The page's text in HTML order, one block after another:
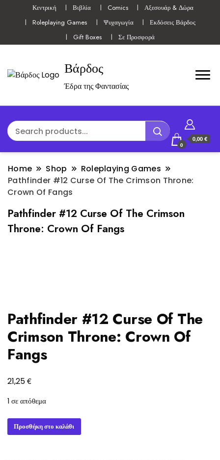
Κεντρική Βιβλία Comics
Αξεσουάρ & Δώρα
Roleplaying Games
Ψυχαγωγία
Εκδόσεις Βάρδος
Gift Boxes
Σε Προσφορά
Βάρδος
Έδρα της Φαντασίας
0
0,00 €
Home Shop
Roleplaying Games
Pathfinder #12 Curse Of The Crimson Throne:
Crown Of Fangs
Pathfinder #12 Curse Of The Crimson
Throne: Crown Of Fangs
Pathfinder #12 Curse Of The
Crimson Throne: Crown Of
Fangs
21,25€
1 σε απόθεμα
Pathfinder
#12
Προσθήκη στο καλάθι